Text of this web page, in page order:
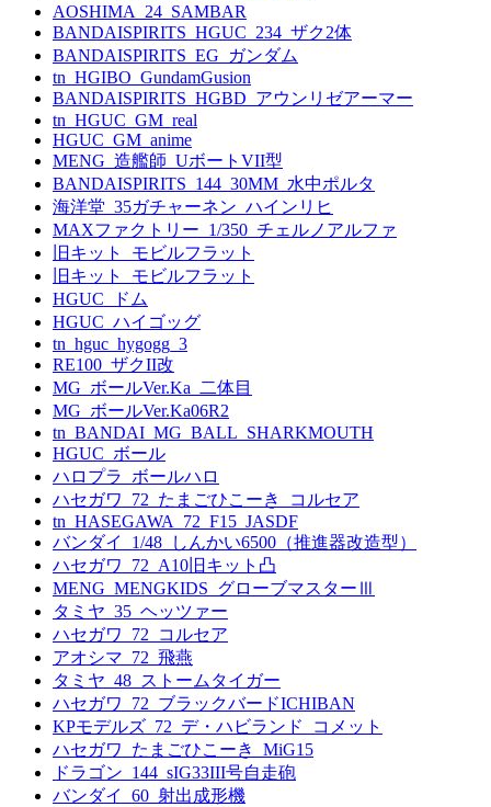
AOSHIMA_24_SAMBAR
BANDAISPIRITS_HGUC_234_ザク2体
BANDAISPIRITS_EG_ガンダム
tn_HGIBO_GundamGusion
BANDAISPIRITS_HGBD_アウンリゼアーマー
tn_HGUC_GM_real
HGUC_GM_anime
MENG_造艦師_UボートVII型
BANDAISPIRITS_144_30MM_水中ポルタ
海洋堂_35ガチャーネン_ハインリヒ
MAXファクトリー_1/350_チェルノアルファ
旧キット_モビルフラット
旧キット_モビルフラット
HGUC_ドム
HGUC_ハイゴッグ
tn_hguc_hygogg_3
RE100_ザクII改
MG_ボールVer.Ka_二体目
MG_ボールVer.Ka06R2
tn_BANDAI_MG_BALL_SHARKMOUTH
HGUC_ボール
ハロプラ_ボールハロ
ハセガワ_72_たまごひこーき_コルセア
tn_HASEGAWA_72_F15_JASDF
バンダイ_1/48_しんかい6500（推進器改造型）
ハセガワ_72_A10旧キット凸
MENG_MENGKIDS_グローブマスターⅢ
タミヤ_35_ヘッツァー
ハセガワ_72_コルセア
アオシマ_72_飛燕
タミヤ_48_ストームタイガー
ハセガワ_72_ブラックバードICHIBAN
KPモデルズ_72_デ・ハビランド_コメット
ハセガワ_たまごひこーき_MiG15
ドラゴン_144_sIG33III号自走砲
バンダイ_60_射出成形機